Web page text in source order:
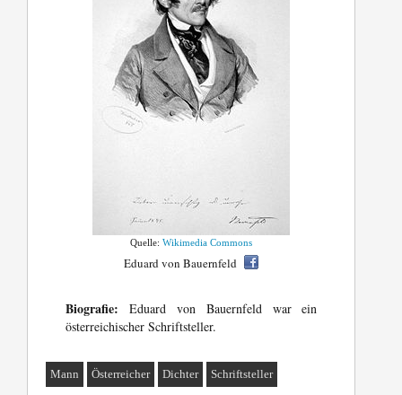
Quelle:Wikimedia Commons
Eduard von Bauernfeld
Biografie: Eduard von Bauernfeld war ein
österreichischer Schriftsteller.
Mann Österreicher Dichter Schriftsteller